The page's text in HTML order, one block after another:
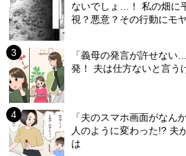
ないでしょ…！ 私の畑に
視？悪意？その行動にモ
「義母の発言が許せな
発！ 夫は仕方ないと言う
「夫のスマホ画面がなん
人のように変わった!? 夫
は